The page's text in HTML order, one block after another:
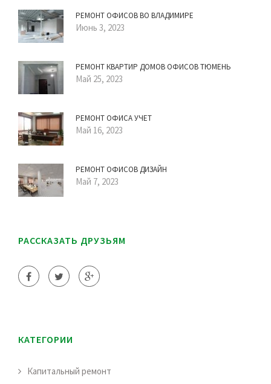
РЕМОНТ ОФИСОВ ВО ВЛАДИМИРЕ
Июнь 3, 2023
РЕМОНТ КВАРТИР ДОМОВ ОФИСОВ ТЮМЕНЬ
Май 25, 2023
РЕМОНТ ОФИСА УЧЕТ
Май 16, 2023
РЕМОНТ ОФИСОВ ДИЗАЙН
Май 7, 2023
РАССКАЗАТЬ ДРУЗЬЯМ
КАТЕГОРИИ
Капитальный ремонт